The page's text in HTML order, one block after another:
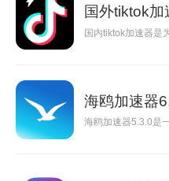
国外tiktok加
国内tiktok加速器是
海鸥加速器
海鸥加速器5.3.0是